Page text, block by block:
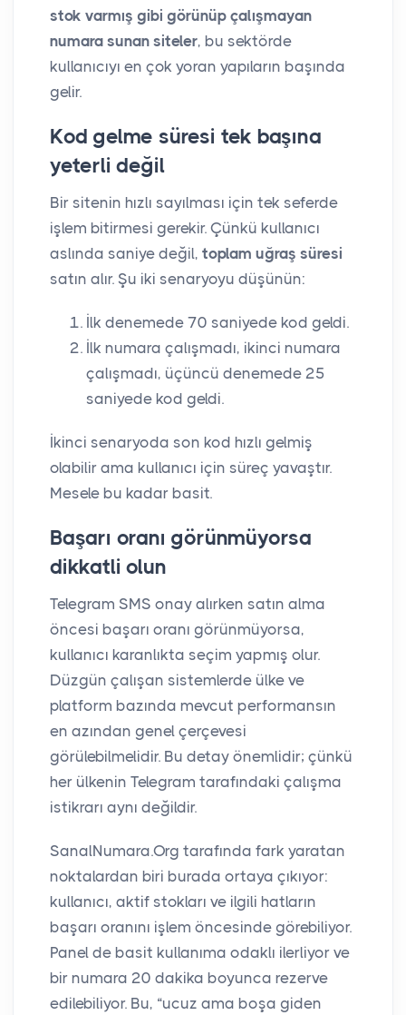
stok varmış gibi görünüp çalışmayan
numara sunan siteler, bu sektörde
kullanıcıyı en çok yoran yapıların başında
gelir.
Kod gelme süresi tek başına
yeterli değil
Bir sitenin hızlı sayılması için tek seferde
işlem bitirmesi gerekir. Çünkü kullanıcı
aslında saniye değil, toplam uğraş süresi
satın alır. Şu iki senaryoyu düşünün:
İlk denemede 70 saniyede kod geldi.
İlk numara çalışmadı, ikinci numara
çalışmadı, üçüncü denemede 25
saniyede kod geldi.
İkinci senaryoda son kod hızlı gelmiş
olabilir ama kullanıcı için süreç yavaştır.
Mesele bu kadar basit.
Başarı oranı görünmüyorsa
dikkatli olun
Telegram SMS onay alırken satın alma
öncesi başarı oranı görünmüyorsa,
kullanıcı karanlıkta seçim yapmış olur.
Düzgün çalışan sistemlerde ülke ve
platform bazında mevcut performansın
en azından genel çerçevesi
görülebilmelidir. Bu detay önemlidir; çünkü
her ülkenin Telegram tarafındaki çalışma
istikrarı aynı değildir.
SanalNumara.Org tarafında fark yaratan
noktalardan biri burada ortaya çıkıyor:
kullanıcı, aktif stokları ve ilgili hatların
başarı oranını işlem öncesinde görebiliyor.
Panel de basit kullanıma odaklı ilerliyor ve
bir numara 20 dakika boyunca rezerve
edilebiliyor. Bu, “ucuz ama boşa giden